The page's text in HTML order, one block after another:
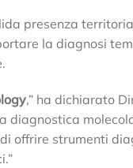
presenza
la diagnosi
,” ha dichiarato
offrire strumenti